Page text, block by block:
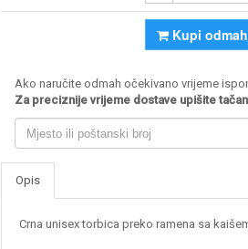
Kupi odmah
Ako naručite odmah očekivano vrijeme
Za preciznije vrijeme dostave upišite
Opis
Crna unisex torbica preko ramena sa